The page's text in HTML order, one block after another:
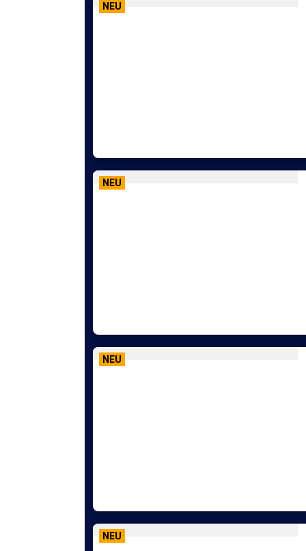
NEU
NEU
NEU
NEU